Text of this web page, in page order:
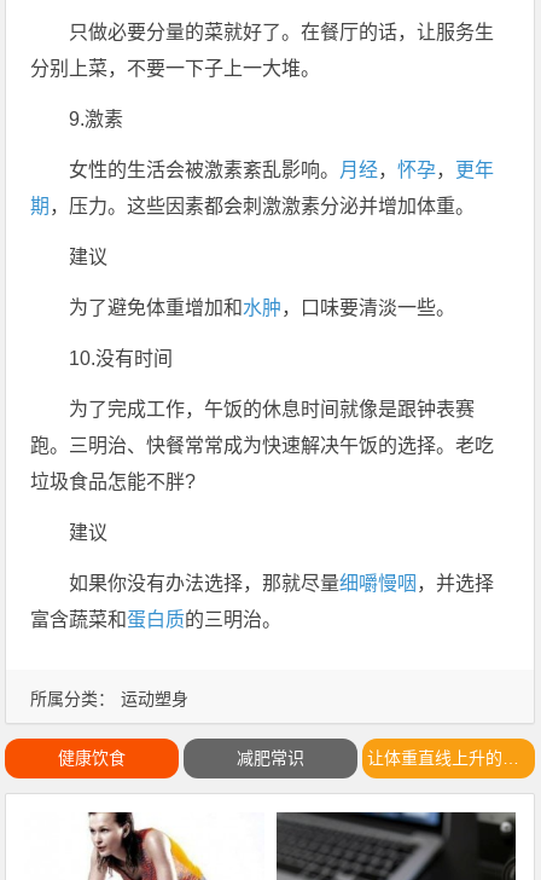
所属分类： 运动塑身
只做必要分量的菜就好了。在餐厅的话，让服务生
分别上菜，不要一下子上一大堆。
9.激素
女性的生活会被激素紊乱影响。 月经，怀孕， 更年
期 ，压力。这些因素都会刺激激素分泌并增加体重。
建议
为了避免体重增加和水肿，口味要清淡一些。
10.没有时间
为了完成工作，午饭的休息时间就像是跟钟表赛
跑。三明治、快餐常常成为快速解决午饭的选择。老吃
垃圾食品怎能不胖?
建议
如果你没有办法选择，那就尽量细嚼慢咽 ，并选择
富含蔬菜和蛋白质的三明治。
健康饮食 减肥常识